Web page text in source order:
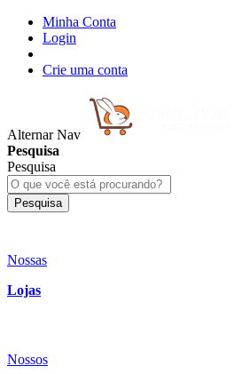
Minha Conta
Login
Crie uma conta
Alternar Nav
Pesquisa
Pesquisa
Pesquisa
Nossas
Lojas
Nossos